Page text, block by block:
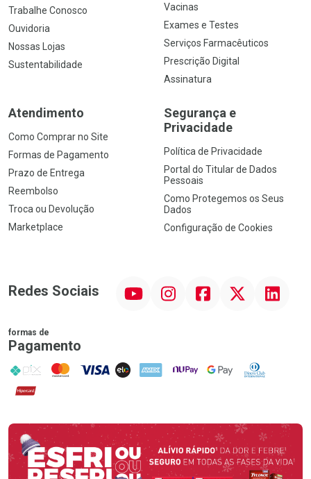
Trabalhe Conosco
Ouvidoria
Nossas Lojas
Sustentabilidade
Vacinas
Exames e Testes
Serviços Farmacêuticos
Prescrição Digital
Assinatura
Atendimento
Como Comprar no Site
Formas de Pagamento
Prazo de Entrega
Reembolso
Troca ou Devolução
Marketplace
Segurança e
Privacidade
Política de Privacidade
Portal do Titular de Dados
Pessoais
Como Protegemos os Seus
Dados
Configuração de Cookies
Redes Sociais InstagramFacebook Linkedin
formas de
Pagamento
PIX MasterCard
VISA ELO AMEX NuPay Google PayDiners Club
Hipercard
Promoção em Destaque